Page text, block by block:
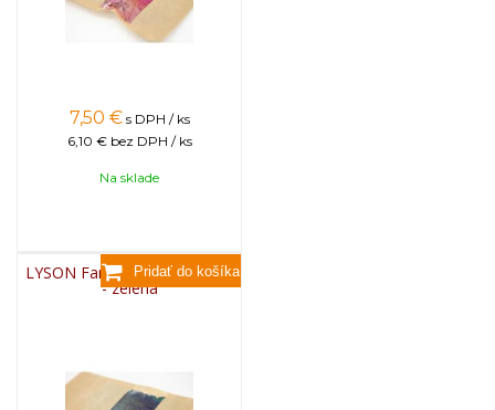
7,50 € s DPH / ks
6,10 € bez DPH / ks
Na sklade
LYSON Farba na sviečky, 25g
- zelená